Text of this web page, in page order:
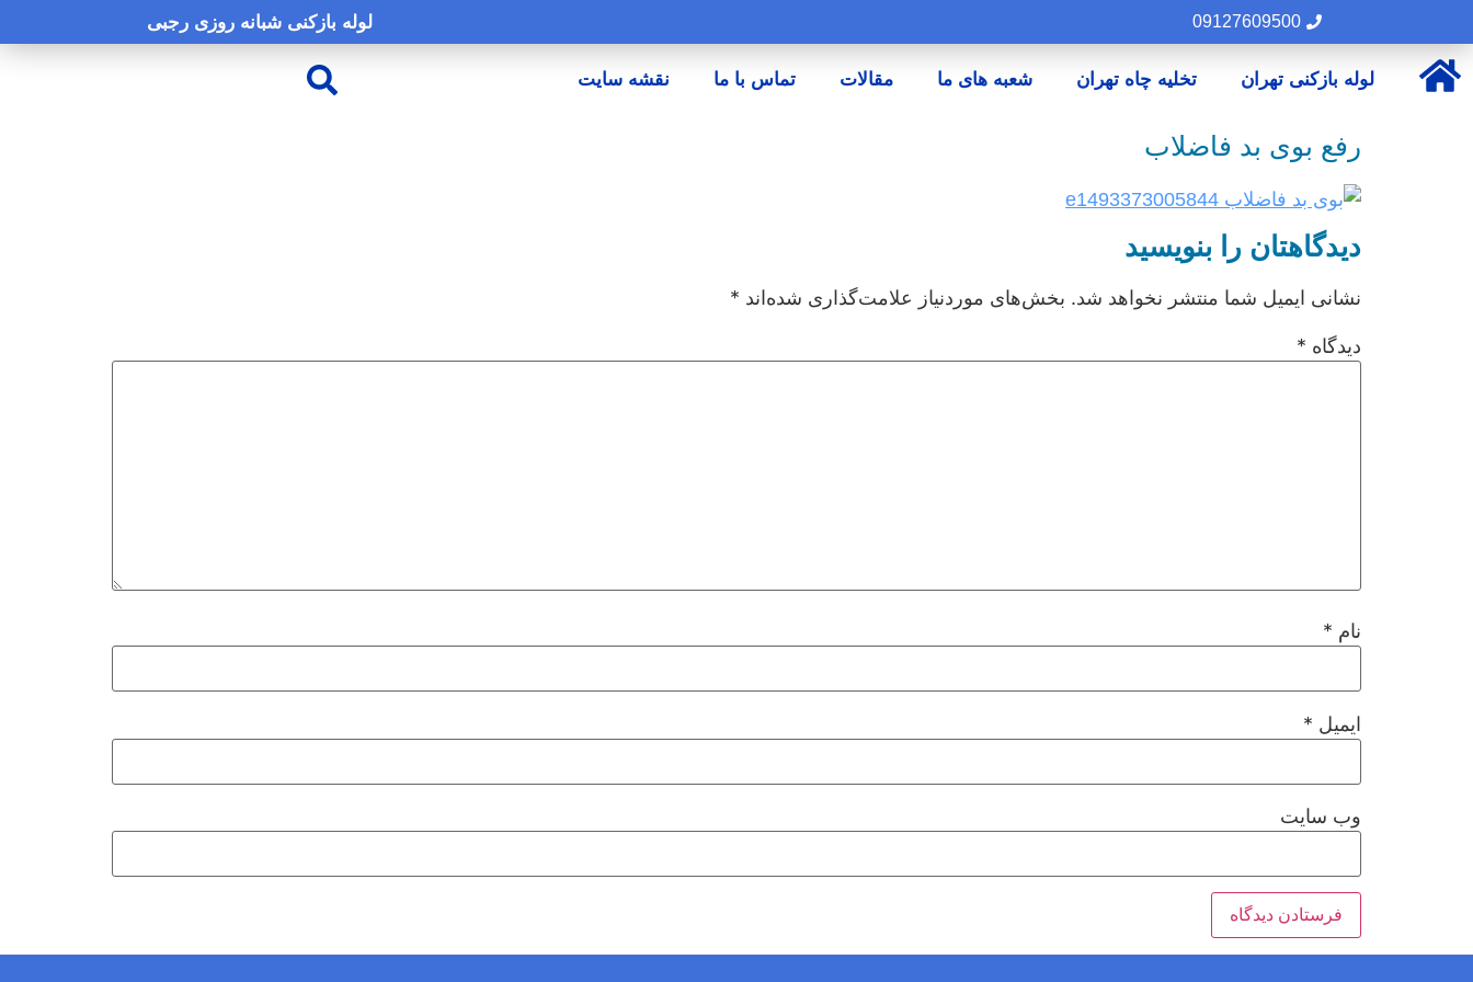
09127609500 لوله بازکنی شبانه روزی رجبی
لوله بازکنی تهران تخلیه چاه تهران شعبه های ما مقالات تماس با ما نقشه سایت
رفع بوی بد فاضلاب
دیدگاهتان را بنویسید
نشانی ایمیل شما منتشر نخواهد شد. بخش‌های موردنیاز علامت‌گذاری شده‌اند *
دیدگاه *
نام *
ایمیل *
وب‌ سایت